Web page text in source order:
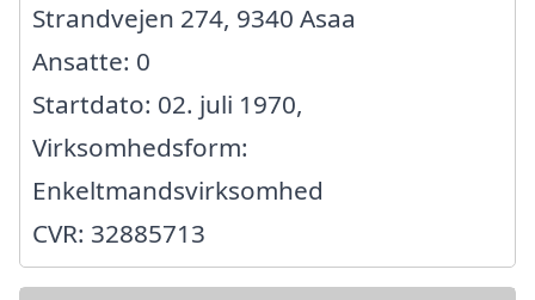
Strandvejen 274, 9340 Asaa
Ansatte: 0
Startdato: 02. juli 1970,
Virksomhedsform:
Enkeltmandsvirksomhed
CVR: 32885713